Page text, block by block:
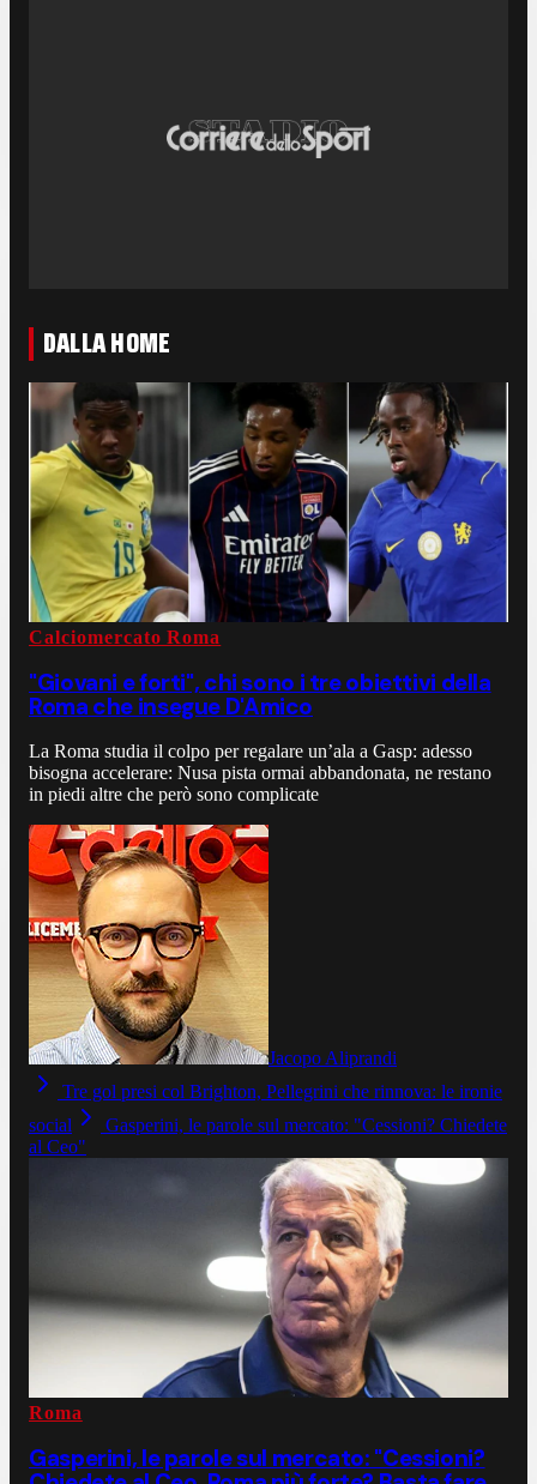
DALLA HOME
Calciomercato Roma
"Giovani e forti", chi sono i tre obiettivi della
Roma che insegue D'Amico
La Roma studia il colpo per regalare un’ala a Gasp: adesso
bisogna accelerare: Nusa pista ormai abbandonata, ne restano
in piedi altre che però sono complicate
Jacopo Aliprandi
Tre gol presi col Brighton, Pellegrini che rinnova: le ironie
social
Gasperini, le parole sul mercato: "Cessioni? Chiedete
al Ceo"
Roma
Gasperini, le parole sul mercato: "Cessioni?